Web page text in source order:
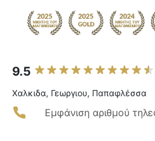
9.5
Χαλκιδα, Γεωργιου, Παπαφλέσσα
Εμφάνιση αριθμού